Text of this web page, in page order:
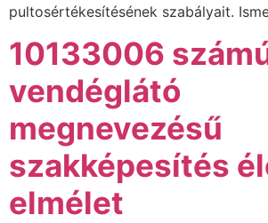
pultosértékesítésének szabályait.
10133006
vendéglátó
megnevezésű
szakképesítés
elmélet